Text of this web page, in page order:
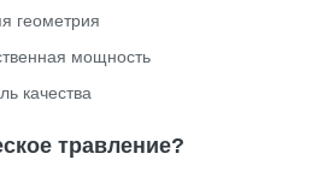
геометрия
мощность
качества
травление?